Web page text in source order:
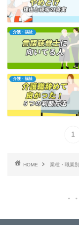
介護・福祉
介護・福祉
1
HOME 業種・職業別